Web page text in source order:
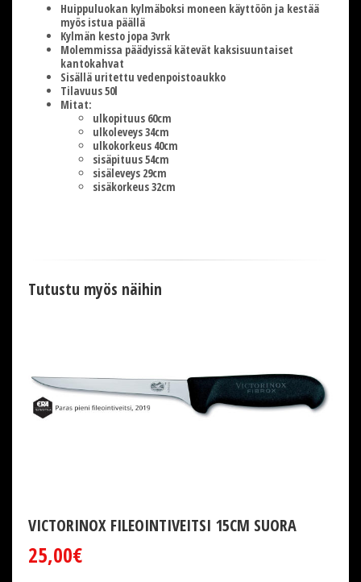
Huippuluokan kylmäboksi moneen käyttöön ja kestää
myös istua päällä
Kylmän kesto jopa 3vrk
Molemmissa päädyissä kätevät kaksisuuntaiset
kantokahvat
Sisällä uritettu vedenpoistoaukko
Tilavuus 50l
Mitat:
ulkopituus 60cm
ulkoleveys 34cm
ulkokorkeus 40cm
sisäpituus 54cm
sisäleveys 29cm
sisäkorkeus 32cm
Tutustu myös näihin
VICTORINOX FILEOINTIVEITSI 15CM SUORA
25,00€